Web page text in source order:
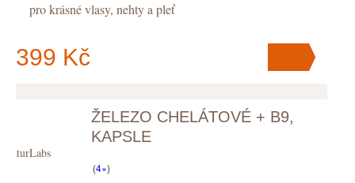
pro krásné vlasy, nehty a pleť
399 Kč
V košíku máteks.
ŽELEZO CHELÁTOVÉ + B9,
KAPSLE
NaturLabs
(4×)